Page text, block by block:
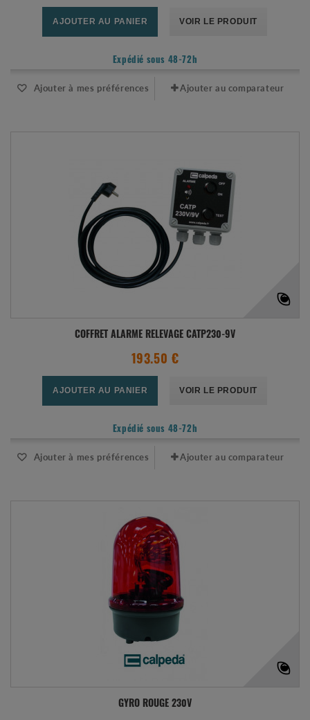
AJOUTER AU PANIER VOIR LE PRODUIT
Expédié sous 48-72h
Ajouter à mes préférences Ajouter au comparateur
COFFRET ALARME RELEVAGE CATP230-9V
193.50 €
AJOUTER AU PANIER VOIR LE PRODUIT
Expédié sous 48-72h
Ajouter à mes préférences Ajouter au comparateur
GYRO ROUGE 230V